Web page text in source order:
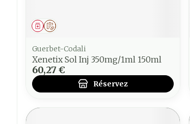
Sur prescription
Médicament
Guerbet-Codali
Xenetix Sol Inj 350mg/1ml 150ml
60,27 €
Réservez